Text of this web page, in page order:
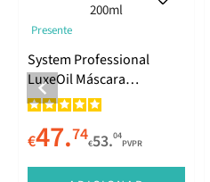
Presente
System Professional
LuxeOil Máscara
Restauradora da
€47.74€53.04
PVPR